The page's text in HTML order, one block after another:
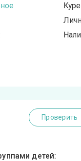
Проверить
детей: